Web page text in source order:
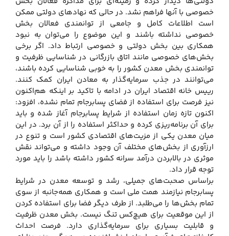
خصوصی با آنها فراهم نشد. در حالی که نهادهای دولتی ممکن
است اطلاعات کامل و جامعی از توانمندی فعالان بخش
خصوصی نداشته باشند و این موضوع را می‌توان به نبود
همکاری بین بخش دولتی و خصوصی ارتباط داد. اگر برخی
بخش‌های خصوصی مانند اتاق بازرگانی در شناسایی ظرفیت و
توانمندی بخش معدن کشور را به خوبی شناسایی کرده باشند،
می‌توانند در جذب سرمایه‌گذار به معادن ایران کمک کنند.
رییس خانه اقتصاد ایران در ادامه با تاکید بر اینکه هم‌اکنون
نیز فرصت برای استفاده از فضای پسابرجام تمام نشده، افزود:
اکنون تازه زمان استفاده از شرایط پسابرجام آغاز شده و باید
برای آن برنامه‌ریزی کرده و حداکثر استفاده را از آن برد. در این
میان معدن یکی از مزیت‌های اقتصادی کشور است و تنوع در
ارزآوری از بخش‌های مختلف آن وجود داشته و می‌تواند نقش
موثری در بالابردن درآمد سرانه کشور داشته باشد را باید مورد
توجه قرار داد.
براساس صحبت‌های جمیلی، رشد و توسعه معدن در شرایط
پسابرجام نیازمند همت ملی است و همکاری همه‌جانبه از سوی
تمام بخش‌ها را می‌طلبد. از طرف دیگر فضا برای استفاده کردن
از این موقعیت برای هیچ‌کس تنگ نیست. بخش معدن ظرفیت
و قابلیت بسیاری برای سرمایه‌گذاری دارد. فرصت احداث